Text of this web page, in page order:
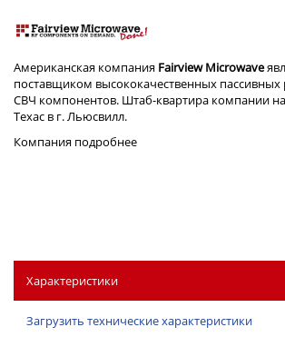
Американская компания Fairview Microwave
поставщиком высококачественных пассивных
СВЧ компонентов. Штаб-квартира компании
Техас в г. Льюсвилл.
Компания подробнее
Характеристики
Загрузить технические характеристики